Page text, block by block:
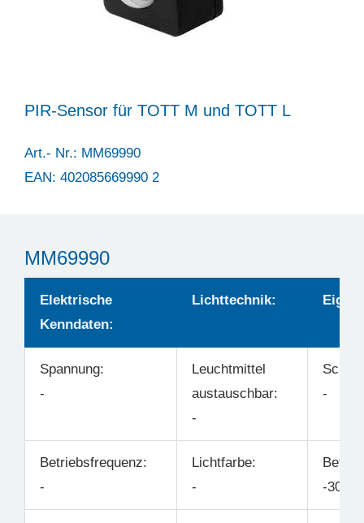
PIR-Sensor für TOTT M und TOTT L
Art.- Nr.: MM69990
EAN: 402085669990 2
MM69990
Elektrische
Kenndaten:
Lichttechnik:
Spannung:
-
Leuchtmittel
austauschbar:
-
-
Betriebsfrequenz:
-
Lichtfarbe:
-
-30°C